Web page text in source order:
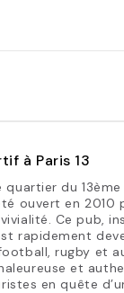
à Paris 13
quartier du 13ème
ouvert en 2010
Ce pub,
rapidement
rugby et
et
en quête